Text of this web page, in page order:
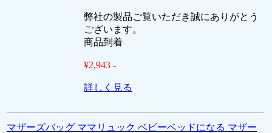
弊社の製品ご覧いただき誠にありがとう
ございます。
商品到着
¥2,943 -
詳しく見る
マザーズバッグ ママリュック ベビーベッドになる マザー